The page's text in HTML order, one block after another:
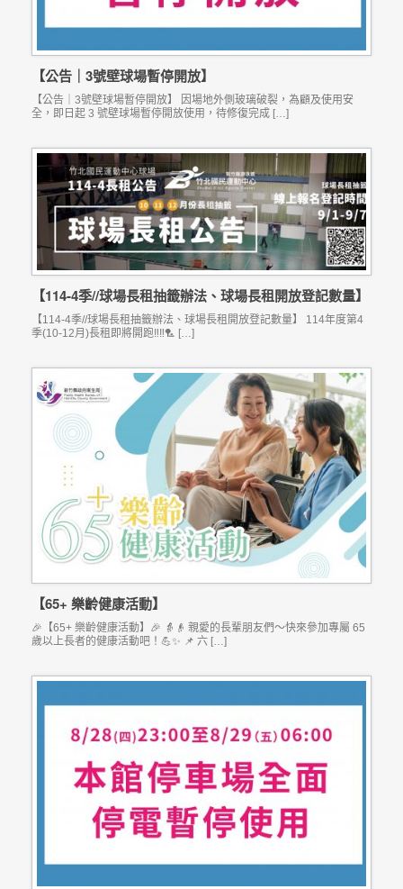
【公告｜3號壁球場暫停開放】
【公告｜3號壁球場暫停開放】 因場地外側玻璃破裂，為顧及使用安
全，即日起 3 號壁球場暫停開放使用，待修復完成 […]
【114-4季//球場長租抽籤辦法、球場長租開放登記數量】
【114-4季//球場長租抽籤辦法、球場長租開放登記數量】 114年度第4
季(10-12月)長租即將開跑‼‼🏸 […]
【65+ 樂齡健康活動】
🎉【65+ 樂齡健康活動】🎉 👵👴 親愛的長輩朋友們～快來參加專屬 65
歲以上長者的健康活動吧！💪✨ 📌 六 […]